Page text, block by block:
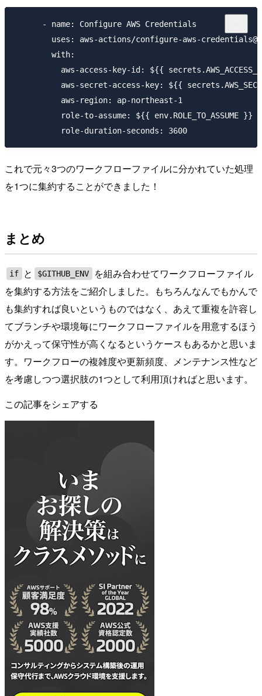
      - name: Configure AWS Credentials
uses: aws-actions/configure-aws-
        with:
aws-access-key-id: ${{
aws-secret-access-key: ${{
          aws-region: ap-northeast-1
          role-to-assume: ${{ env.ROLE_TO_ASSUME }}
これで元々3つのワークフローファイルに分かれていた処理
を1つに集約することができました！
まとめ
if と $GITHUB_ENV
を組み合わせてワークフローファイル
を集約する方法をご紹介しました。もちろんなんでもかんで
も集約すれば良いというものではなく、あえて重複を許容し
てブランチや環境毎にワークフローファイルを用意するほう
がかえって保守性が高くなるというケースもあるかと思いま
す。ワークフローの複雑度や更新頻度、メンテナンス性など
を考慮しつつ選択肢の1つとして利用頂ければと思います。
この記事をシェアする